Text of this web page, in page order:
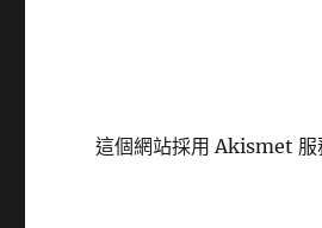
這個網站採用 Akismet 服